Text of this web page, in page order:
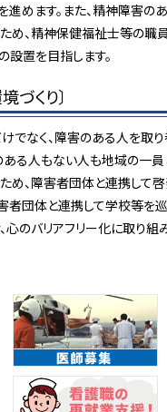
進めます。また、精神障害の
め、精神保健福祉士等の職
設置を目指します。
づくり〕
でなく、障害のある人を取
ある人もない人も地域の一
め、障害者団体と連携して
害者団体と連携して学校等を
のバリアフリー化に取り組